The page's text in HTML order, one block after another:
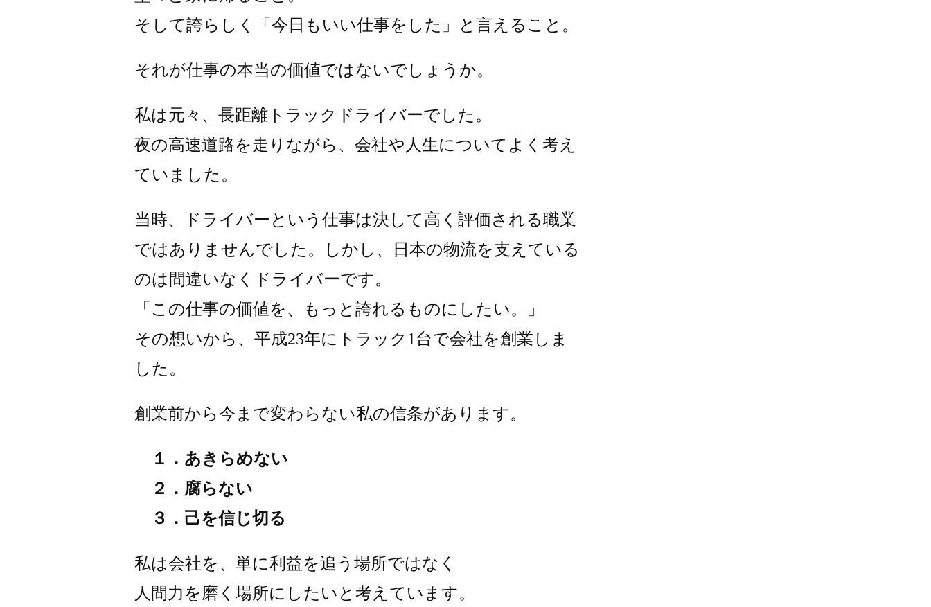
そして誇らしく「今日もいい仕事をした」と言えること。
それが仕事の本当の価値ではないでしょうか。
私は元々、長距離トラックドライバーでした。
夜の高速道路を走りながら、会社や人生についてよく考え
ていました。
当時、ドライバーという仕事は決して高く評価される職業
ではありませんでした。しかし、日本の物流を支えている
のは間違いなくドライバーです。
「この仕事の価値を、もっと誇れるものにしたい。」
その想いから、平成23年にトラック1台で会社を創業しま
した。
創業前から今まで変わらない私の信条があります。
１．あきらめない
２．腐らない
３．己を信じ切る
私は会社を、単に利益を追う場所ではなく
人間力を磨く場所にしたいと考えています。